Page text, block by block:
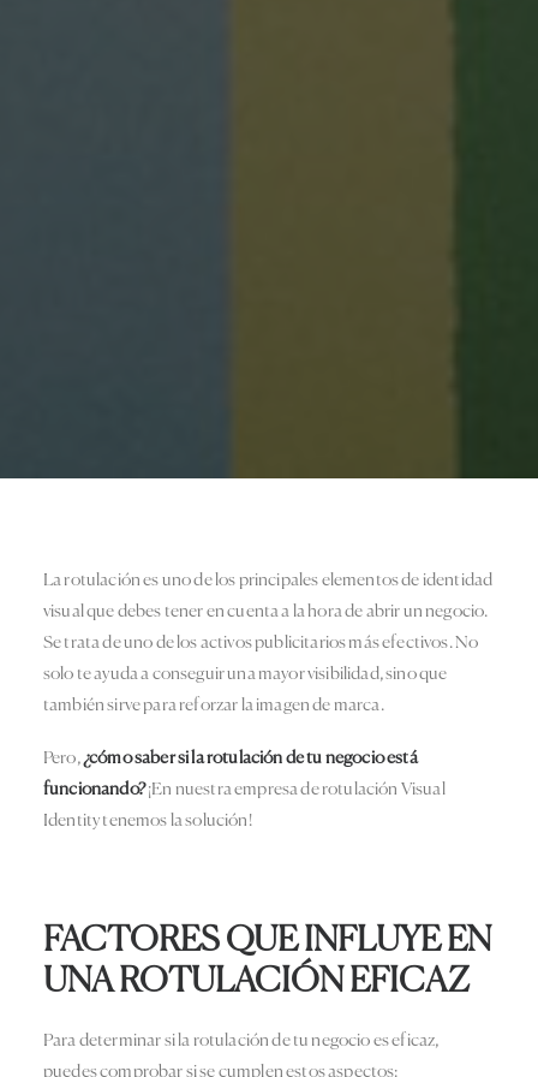
La rotulación es uno de los principales elementos de identidad
visual que debes tener en cuenta a la hora de abrir un negocio.
Se trata de uno de los activos publicitarios más efectivos. No
solo te ayuda a conseguir una mayor visibilidad, sino que
también sirve para reforzar la imagen de marca.
Pero, ¿cómo saber si larotulación de tu negocioestá
funcionando?¡En nuestra empresa de rotulación Visual
Identity tenemos la solución!
FACTORES QUE INFLUYE EN
UNA ROTULACIÓN EFICAZ
Para determinar si la rotulación de tu negocio es eficaz,
puedes comprobar si se cumplen estos aspectos: